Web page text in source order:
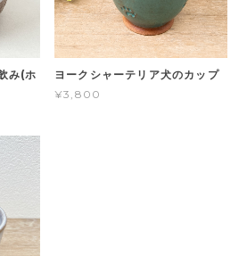
み(ホ
ヨークシャーテリア犬のカップ
¥3,800